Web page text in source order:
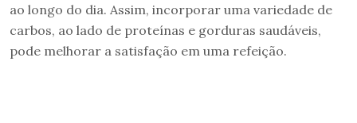
ao longo do dia. Assim, incorporar uma variedade de
carbos, ao lado de proteínas e gorduras saudáveis,
pode melhorar a satisfação em uma refeição.